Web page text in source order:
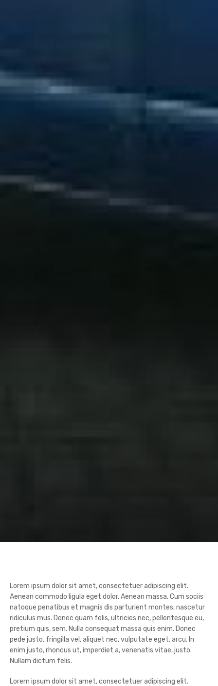
Lorem ipsum dolor sit amet, consectetuer adipiscing elit.
Aenean commodo ligula eget dolor. Aenean massa. Cum sociis
natoque penatibus et magnis dis parturient montes, nascetur
ridiculus mus. Donec quam felis, ultricies nec, pellentesque eu,
pretium quis, sem. Nulla consequat massa quis enim. Donec
pede justo, fringilla vel, aliquet nec, vulputate eget, arcu. In
enim justo, rhoncus ut, imperdiet a, venenatis vitae, justo.
Nullam dictum felis.
Lorem ipsum dolor sit amet, consectetuer adipiscing elit.